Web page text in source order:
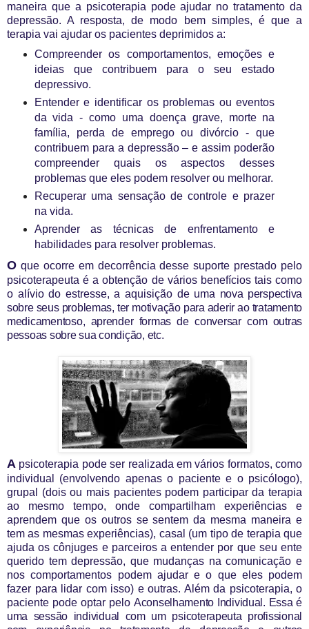
maneira que a psicoterapia pode ajudar no tratamento da
depressão. A resposta, de modo bem simples, é que a
terapia vai ajudar os pacientes deprimidos a:
Compreender os comportamentos, emoções e
ideias que contribuem para o seu estado
depressivo.
Entender e identificar os problemas ou eventos
da vida - como uma doença grave, morte na
família, perda de emprego ou divórcio - que
contribuem para a depressão – e assim poderão
compreender quais os aspectos desses
problemas que eles podem resolver ou melhorar.
Recuperar uma sensação de controle e prazer
na vida.
Aprender as técnicas de enfrentamento e
habilidades para resolver problemas.
O que ocorre em decorrência desse suporte prestado pelo
psicoterapeuta é a obtenção de vários benefícios tais como
o alívio do estresse, a aquisição de uma nova perspectiva
sobre seus problemas, ter motivação para aderir ao tratamento
medicamentoso, aprender formas de conversar com outras
pessoas sobre sua condição, etc.
A psicoterapia pode ser realizada em vários formatos, como
individual (envolvendo apenas o paciente e o psicólogo),
grupal (dois ou mais pacientes podem participar da terapia
ao mesmo tempo, onde compartilham experiências e
aprendem que os outros se sentem da mesma maneira e
tem as mesmas experiências), casal (um tipo de terapia que
ajuda os cônjuges e parceiros a entender por que seu ente
querido tem depressão, que mudanças na comunicação e
nos comportamentos podem ajudar e o que eles podem
fazer para lidar com isso) e outras. Além da psicoterapia, o
paciente pode optar pelo Aconselhamento Individual. Essa é
uma sessão individual com um psicoterapeuta profissional